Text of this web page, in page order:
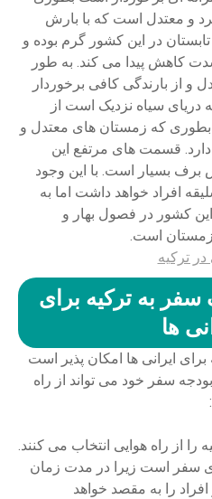
و معتدل است که با بارش
در این کشور گرم بوده و
کاهش پیدا می کند. به طور
از بارندگی کافی برخوردار
سیاه نزدیک است از
بطوری که زمستان های معتدل و
قسمت های مرتفع این
بسیار است. با این وجود
افراد خواهد داشت اما به
کشور در فصول بهار و
زمستان است.
ترکیه
به ترکیه برای
ها
ایرانی ها امکان پذیر است
سفر خود می تواند از راه
را از راه هوایی انتخاب می کنند.
سفر است زیرا در مدت زمان
افراد را به مقصد خواهد